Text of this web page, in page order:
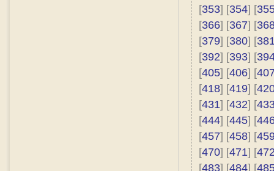
[353] [354] [
[366] [367] [
[379] [380] [
[392] [393] [
[405] [406] [
[418] [419] [
[431] [432] [
[444] [445] [
[457] [458] [
[470] [471] [
[483] [484] [